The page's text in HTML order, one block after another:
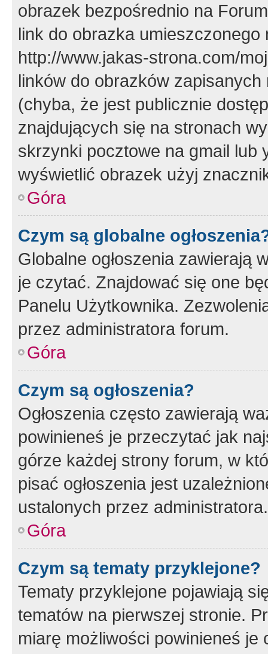
obrazek bezpośrednio na
link do obrazka
http://www.jakas-strona.com/
linków do obrazków
(chyba, że jest publicznie
znajdujących się na stronach
skrzynki pocztowe na gmail lub
wyświetlić obrazek użyj
Góra
Czym są globalne
Globalne ogłoszenia zawierają
je czytać. Znajdować się one
Panelu Użytkownika.
przez administratora forum.
Góra
Czym są ogłoszenia?
Ogłoszenia często zawierają
powinieneś je przeczytać jak
górze każdej strony forum, w
pisać ogłoszenia jest
ustalonych przez administratora.
Góra
Czym są tematy przyklejone?
Tematy przyklejone pojawiają
tematów na pierwszej stronie.
miarę możliwości powinieneś je